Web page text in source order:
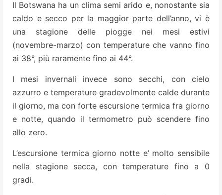
Il Botswana ha un clima semi arido e, nonostante sia
caldo e secco per la maggior parte dell’anno, vi è
una stagione delle piogge nei mesi estivi
(novembre-marzo) con temperature che vanno fino
ai 38°, più raramente fino ai 44°.
I mesi invernali invece sono secchi, con cielo
azzurro e temperature gradevolmente calde durante
il giorno, ma con forte escursione termica fra giorno
e notte, quando il termometro può scendere fino
allo zero.
L’escursione termica giorno notte e’ molto sensibile
nella stagione secca, con temperature fino a 0
gradi.